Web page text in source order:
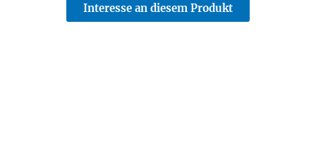
Interesse an diesem Produkt